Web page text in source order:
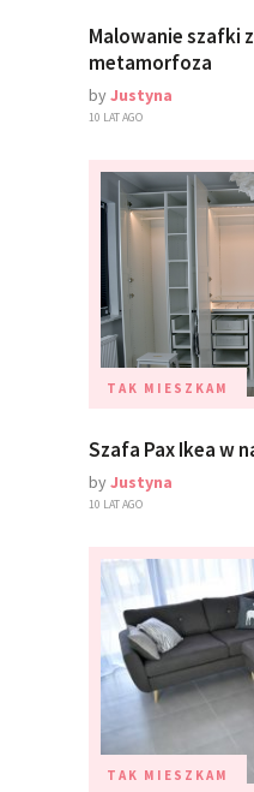
Malowanie szafki
metamorfoza
byJustyna
10 LAT AGO
TAK MIESZKAM
Szafa Pax Ikea w
byJustyna
10 LAT AGO
TAK MIESZKAM